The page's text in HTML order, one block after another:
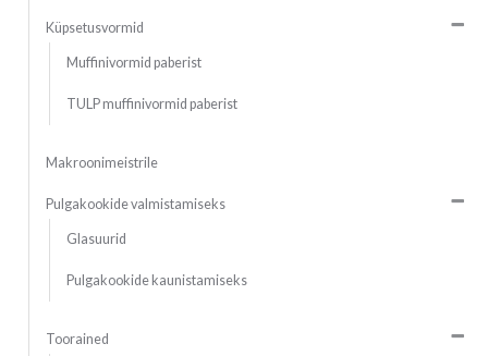
Küpsetusvormid
Muffinivormid paberist
TULP muffinivormid paberist
Makroonimeistrile
Pulgakookide valmistamiseks
Glasuurid
Pulgakookide kaunistamiseks
Toorained